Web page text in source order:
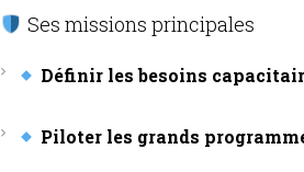
Ses missions principales
Définir les besoins
Piloter les grands